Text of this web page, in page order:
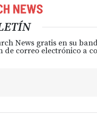
News gratis en su
de correo electrónico a